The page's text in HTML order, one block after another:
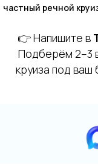
частный речной
👉 Напишите в
Подберём 2–3
круиза под